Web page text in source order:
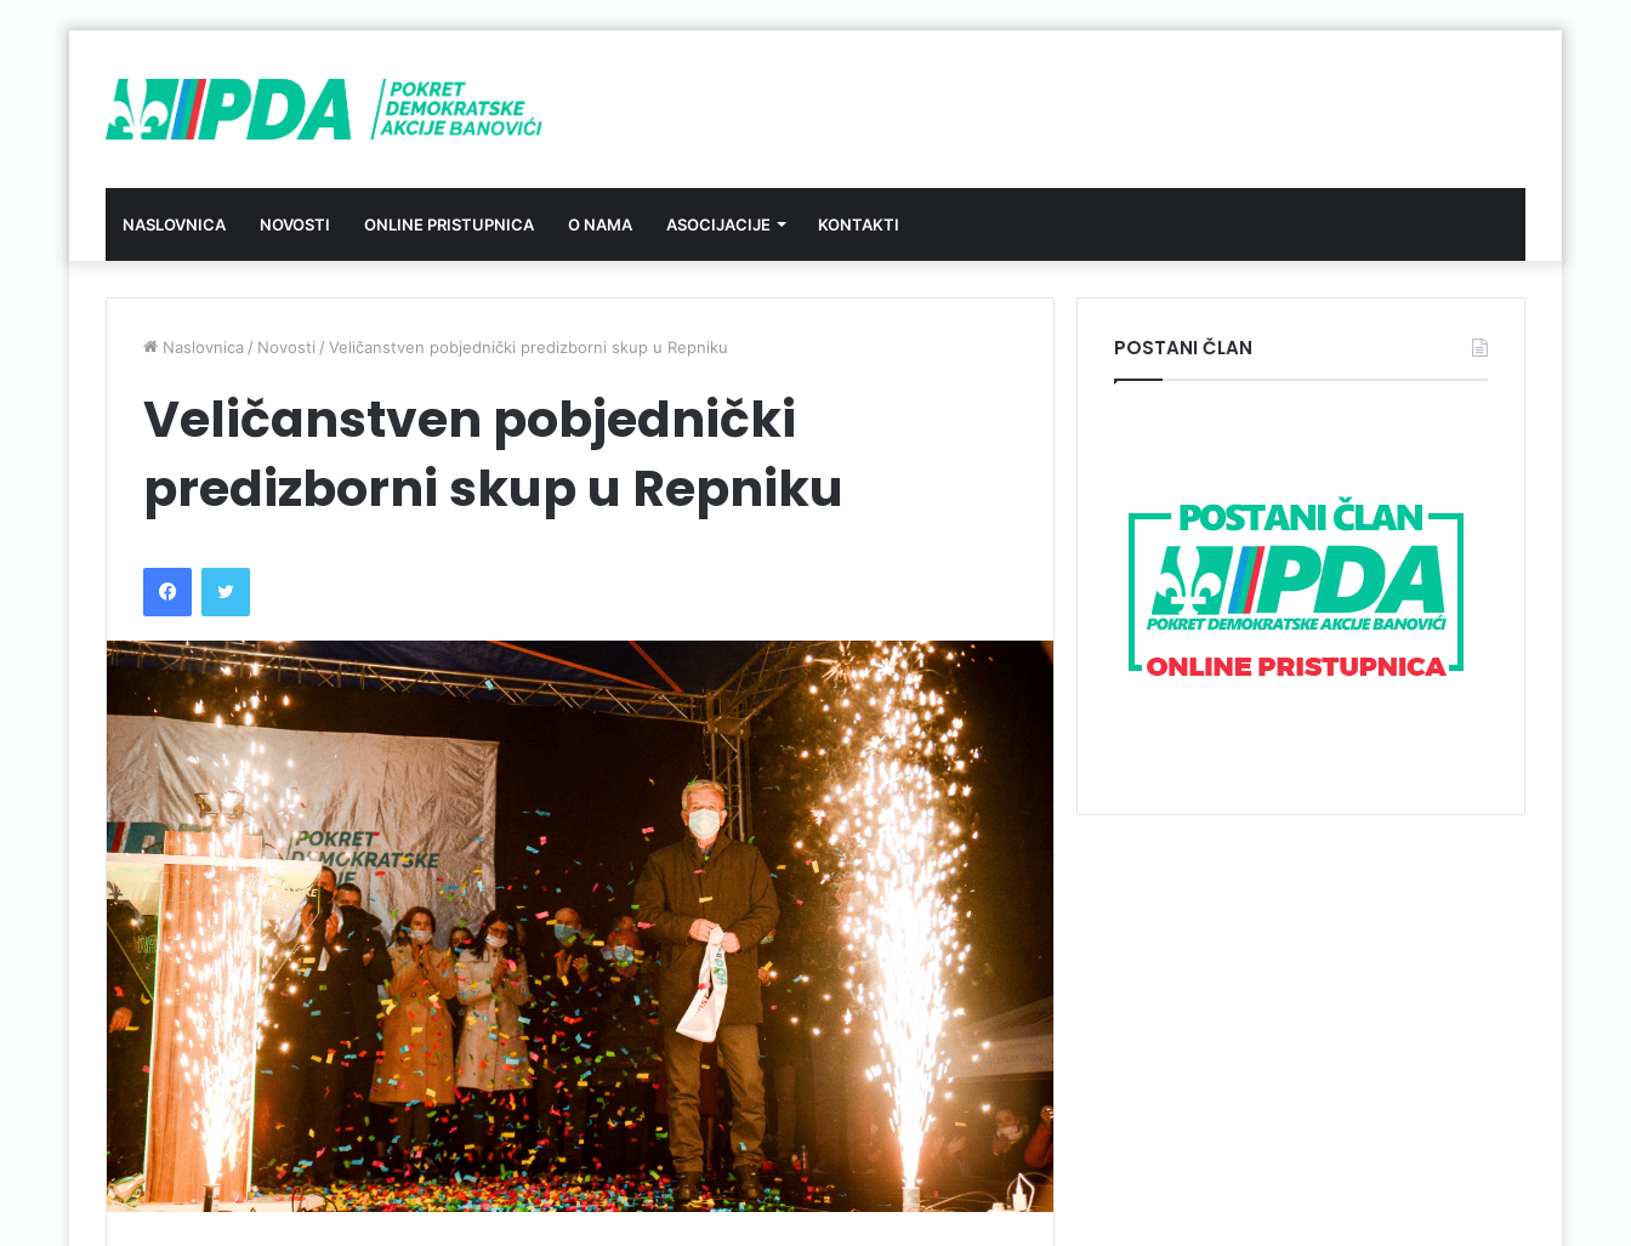
NASLOVNICA NOVOSTI ONLINE PRISTUPNICA O NAMA ASOCIJACIJE KONTAKTI
Naslovnica / Novosti / Veličanstven pobjednički predizborni skup u Repniku
Veličanstven pobjednički
predizborni skup u Repniku
POSTANI ČLAN